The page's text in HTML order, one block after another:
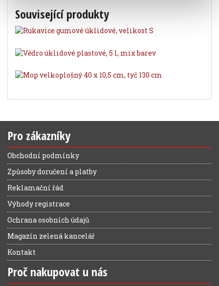
Související produkty
Pro zákazníky
Obchodní podmínky
Způsoby doručení a platby
Reklamační řád
Výhody registrace
Ochrana osobních údajů
Magazín zelená kancelář
Kontakt
Proč nakupovat u nás